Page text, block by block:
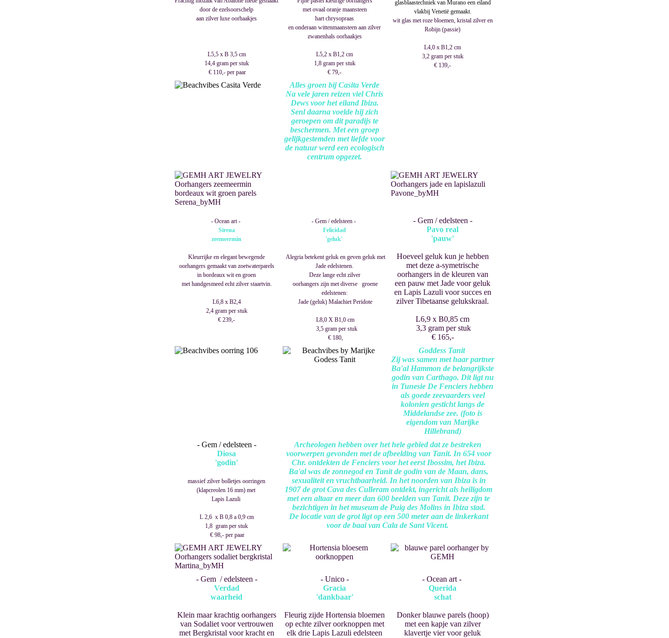
door de ezelsoorschelp
aan zilver luxe oorhaakjes
L5,5 x B 3,5 cm
14,4 gram per stuk
€ 110,- per paar
met ovaal oranje maansteen
hart chrysopraas
en onderaan wittenmaansteen aan zilver
zwanenhals oorhaakjes
L5,2 x B1,2 cm
1,8 gram per stuk
€ 79,-
glasblaastechniek van Murano een eiland
vlakbij Venetië gemaakt.
wit glas met roze bloemen,kristal zilver en
Robijn (passie)
L4,0 x B1,2 cm
3,2 gram per stuk
€ 139,-
Alles groen bij Casita Verde
Na vele jaren reizen viel Chris
Dews voor het eiland Ibiza.
Senl daarna voelde hij zich
geroepen om dit paradijs te
beschermen. Met een groep
gelijkgestemden met liefde voor
de natuur werd een ecologisch
centrum opgezet.
- Ocean art -
Sirena
zeemeermin
Kleurrijke en elegant bewegende
oorhangers gemaakt van zoetwaterparels
in bordeaux wit en groen
met handgesmeed echt zilver staartvin.
L6,8 x B2,4
2,4 gram per stuk
€ 239,-
- Gem / edelsteen -
Felicidad
'geluk'
Alegria betekent geluk en geven geluk met
Jade edelstenen.
Deze lange echt zilver
oorhangers zijn met diverse groene
edelstenen:
Jade (geluk) Malachiet Peridote
L8,0 X B1,0 cm
3,5 gram per stuk
€ 180,
- Gem / edelsteen -
Pavo real
'pauw'
Hoeveel geluk kun je hebben
met deze a-symetrische
oorhangers in de kleuren van
een pauw met Jade voor geluk
en Lapis Lazuli voor succes en
zilver Tibetaanse gelukskraal.
L6,9 x B0,85 cm
3,3 gram per stuk
€ 165,-
Goddess Tanit
Zij was samen met haar partner
Ba'al Hammon de belangrijkste
godin van Carthago. Dit ligt nu
in Tunesie De Fenciers hebben
als goede zeevaarders veel
kolonien gesticht langs de
Middelandse zee. (foto is
eigendom van Marijke
Hillebrand)
- Gem / edelsteen -
Diosa
'godin'
massief zilver bolletjes oorringen
(klapcreolen 16 mm) met
Lapis Lazuli
L 2,6 x B 0,8 a 0,9 cm
1,8 gram per stuk
€ 98,- per paar
​Archeologen hebben over het hele gebied dat ze bestreken
voorwerpen gevonden met de afbeelding van Tanit. In 654 voor
Chr. ontdekten de Fenciers voor het eerst Ibossim, het Ibiza.
Ba'al was de zonnegod en Tanit de godin van de Maan, dans,
sexualiteit en vruchtbaarheid. In het noorden van Ibiza is in
1907 de grot Cava des Culleram ontdekt, ingericht als heiligdom
met een altaar en meer dan 600 beelden van Tanit. Deze zijn te
bezichtigen in het museum de Puig des Molins in Ibiza stad.
De locatie van de grot ligt op een 500 meter aan de linkerkant
voor de baai van Cala de Sant Vicent.
- Gem / edelsteen -
Verdad
waarheid
Klein maar krachtig oorhangers
van Sodaliet voor vertrouwen
met Bergkristal voor kracht en
- Unico -
Gracia
'dankbaar'
Fleurig zijde Hortensia bloemen
op echte zilver oorknoppen met
elk drie Lapis Lazuli edelsteen
- Ocean art -
Querida
schat
Donker blauwe parels (hoop)
met een kapje van zilver
klavertje vier voor geluk